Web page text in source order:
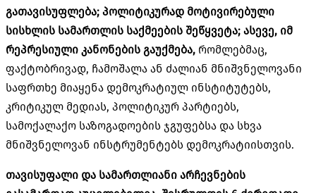
გათავისუფლება; პოლიტიკურად მოტივირებული
სისხლის სამართლის საქმეების შეწყვეტა; ასევე, იმ
რეპრესიული კანონების გაუქმება, რომლებმაც,
ფაქტობრივად, ჩამოშალა ან ძალიან მნიშვნელოვანი
საფრთხე მიაყენა დემოკრატიულ ინსტიტუტებს,
კრიტიკულ მედიას, პოლიტიკურ პარტიებს,
სამოქალაქო საზოგადოების ჯგუფებსა და სხვა
მნიშვნელოვან ინსტრუმენტებს დემოკრატიისთვის.
თავისუფალი და სამართლიანი არჩევნების